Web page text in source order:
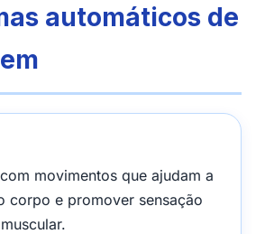
automáticos de
movimentos que ajudam a
corpo e promover sensação